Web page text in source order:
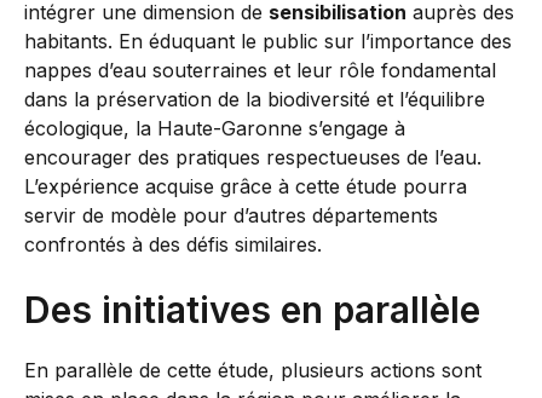
intégrer une dimension de sensibilisation auprès des
habitants. En éduquant le public sur l’importance des
nappes d’eau souterraines et leur rôle fondamental
dans la préservation de la biodiversité et l’équilibre
écologique, la Haute-Garonne s’engage à
encourager des pratiques respectueuses de l’eau.
L’expérience acquise grâce à cette étude pourra
servir de modèle pour d’autres départements
confrontés à des défis similaires.
Des initiatives en parallèle
En parallèle de cette étude, plusieurs actions sont